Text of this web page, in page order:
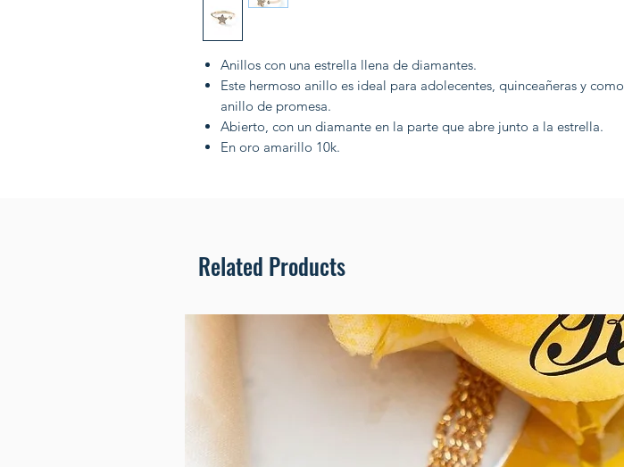
Anillos con una estrella llena de diamantes.
Este hermoso anillo es ideal para adolecentes, quinceañeras y como
anillo de promesa.
Abierto, con un diamante en la parte que abre junto a la estrella.
En oro amarillo 10k.
Related Products